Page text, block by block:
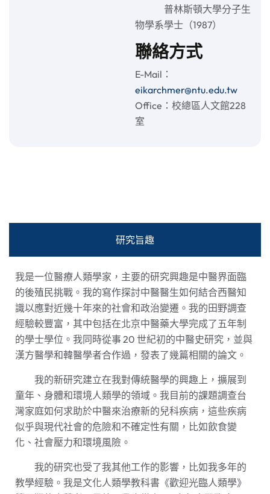
普林斯頓大學分子生
物學系學士（1987）
聯絡方式
E-Mail：
eikarchmer@ntu.edu.tw
Office：校總區人文館228
室
研究旨趣
我是一位醫療人類學家，主要的研究興趣是中醫界面臨
的後殖民挑戰。我的寫作探討中醫醫生如何結合西醫知
識以應對近幾十年來的社會和政治變遷。我的田野調查
經驗較豐富，其中包括在北京中醫藥大學完成了五年制
的學士學位。我同時從事 20 世紀初的中醫史研究，並與
漢方醫學和韓醫學者合作過，發表了幾篇相關的論文。
我的新研究建立在我對傳統醫學的興趣上，擴展到
童年、身體和環境人類學的領域。我目前的課題調查台
灣家庭如何求助於中醫來治療新的兒科疾病，這些疾病
似乎與現代社會的危險和不確定性有關，比如飲食變
化、社會壓力和環境風險。
我的研究也受了我其他工作的影響，比如我多年的
教學經驗。我是文化人類學教科書《歡迎光臨人類學》